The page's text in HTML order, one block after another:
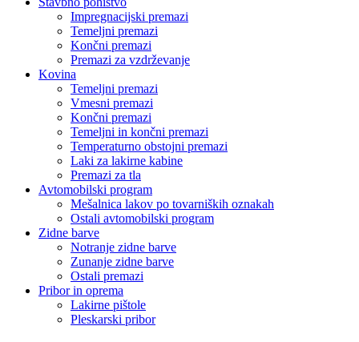
Impregnacijski premazi
Temeljni premazi
Končni premazi
Premazi za vzdrževanje
Kovina
Temeljni premazi
Vmesni premazi
Končni premazi
Temeljni in končni premazi
Temperaturno obstojni premazi
Laki za lakirne kabine
Premazi za tla
Avtomobilski program
Mešalnica lakov po tovarniških oznakah
Ostali avtomobilski program
Zidne barve
Notranje zidne barve
Zunanje zidne barve
Ostali premazi
Pribor in oprema
Lakirne pištole
Pleskarski pribor